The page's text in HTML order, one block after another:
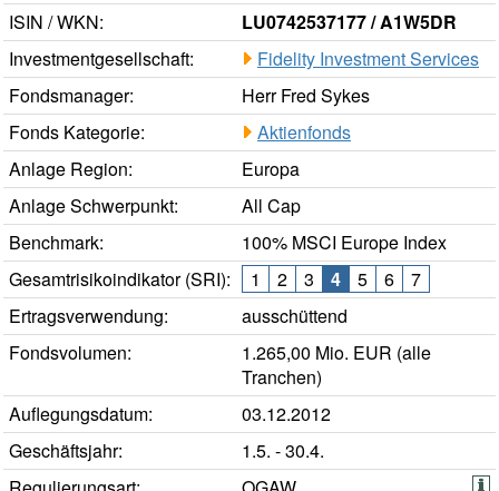
ISIN / WKN:
LU0742537177 / A1W5DR
Investmentgesellschaft:
Fidelity Investment Services
Fondsmanager:
Herr Fred Sykes
Fonds Kategorie:
Aktienfonds
Anlage Region:
Europa
Anlage Schwerpunkt:
All Cap
Benchmark:
100% MSCI Europe Index
Gesamtrisikoindikator (SRI):
1 2 3 4 5 6
7
Ertragsverwendung:
ausschüttend
Fondsvolumen:
1.265,00 Mio. EUR (alle
Tranchen)
Auflegungsdatum:
03.12.2012
Geschäftsjahr:
1.5. - 30.4.